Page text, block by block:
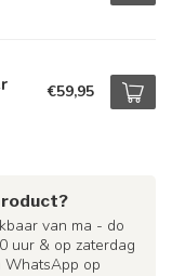
€59,95
van ma - do
uur & op zaterdag
WhatsApp op